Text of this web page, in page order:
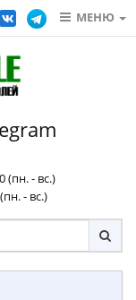
МЕНЮ
(пн. - вс.)
- вс.)